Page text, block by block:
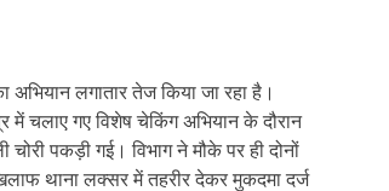
अभियान लगातार तेज किया जा रहा है।
में चलाए गए विशेष चेकिंग अभियान के दौरान
पकड़ी गई। विभाग ने मौके पर ही दोनों
थाना लक्सर में तहरीर देकर मुकदमा दर्ज